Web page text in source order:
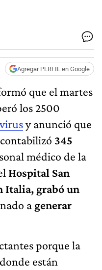
Agregar PERFIL en Google
que el martes
los 2500
y anunció que
345
médico de la
Hospital San
Italia, grabó un
a generar
porque la
están